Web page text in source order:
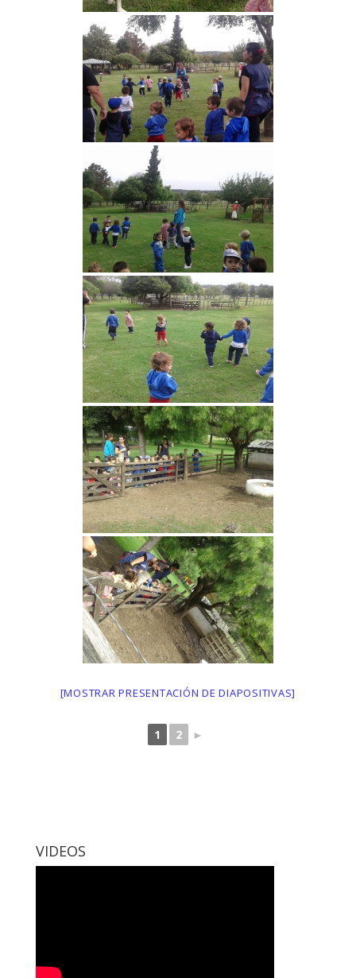
[MOSTRAR PRESENTACIÓN DE DIAPOSITIVAS]
1 2 ►
VIDEOS